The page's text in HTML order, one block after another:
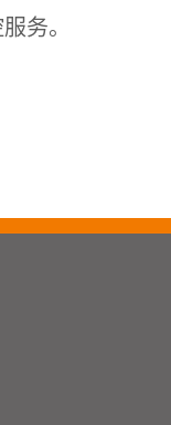
务。